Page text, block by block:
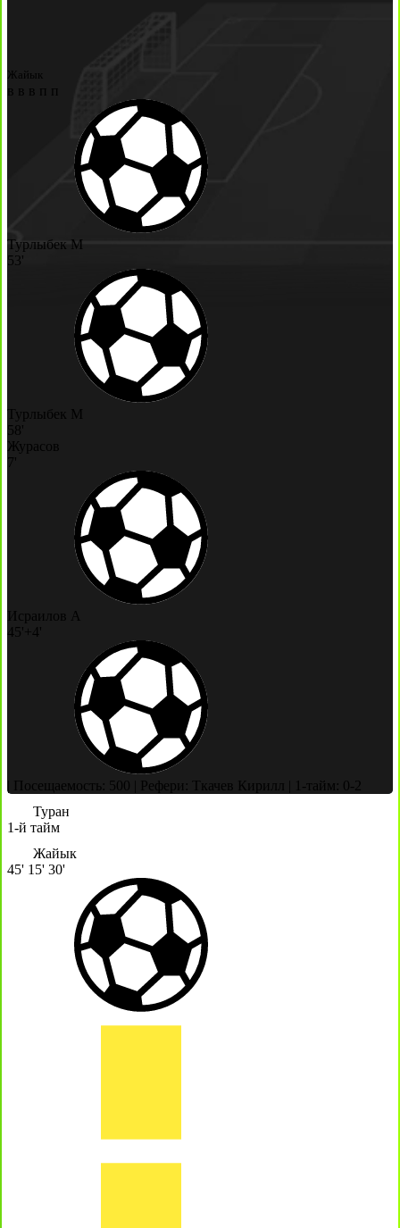
Жайык
в в в п п
Турлыбек М
53'
Турлыбек М
58'
Журасов
7'
Исраилов А
45'+4'
Посещаемость: 500 Рефери: Ткачев Кирилл
1-тайм: 0-2
Туран
1-й тайм
Жайык
45' 15' 30'